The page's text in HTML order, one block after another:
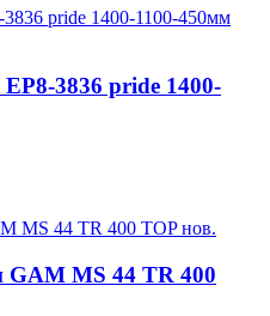
3836 pride 1400-
GAM MS 44 TR 400